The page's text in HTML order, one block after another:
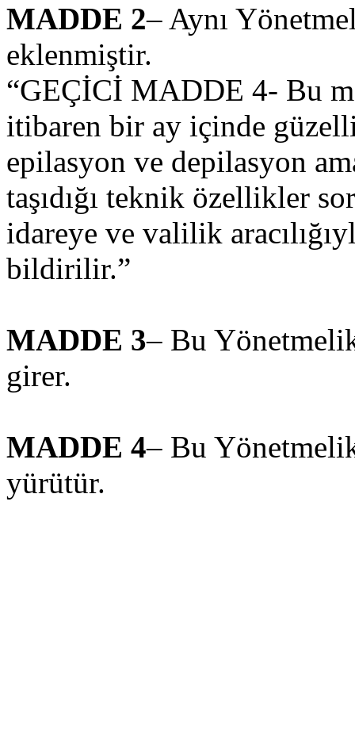
MADDE 2– Aynı
eklenmiştir.
“GEÇİCİ MADDE 4- Bu
itibaren bir ay içinde
epilasyon ve depilasyon
taşıdığı teknik özellikler
idareye ve valilik
bildirilir.”
MADDE 3– Bu
girer.
MADDE 4– Bu
yürütür.